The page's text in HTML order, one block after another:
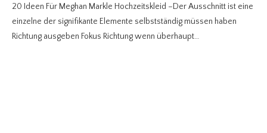
20 Ideen Für Meghan Markle Hochzeitskleid –Der Ausschnitt ist eine
einzelne der signifikante Elemente selbstständig müssen haben
Richtung ausgeben Fokus Richtung wenn überhaupt…